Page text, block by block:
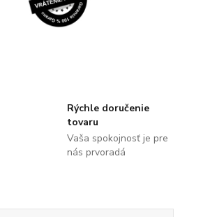
Rýchle doručenie
tovaru
Vaša spokojnosť je pre
nás prvoradá